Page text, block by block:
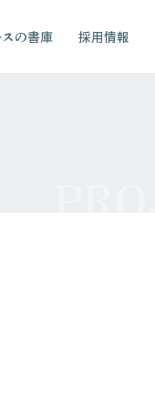
の書庫 採用情報